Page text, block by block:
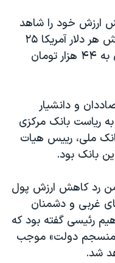
ارزش خود را شاهد
است بطوریکه به نسبت سه ماه پیش هر دلار آمریکا ۲۵
درصد گرانتر شد و از ۳۱ هزار تومان به ۴۴ هزار تومان
متولد ۱۳۴۴ اقتصاددان و دانشیار
ریاست بانک مرکزی
ملی، رییس هیات
بانک بود.
رد کاهش ارزش پول
غربی و دشمنان
رئیسی گفته بود که
منسجم دولت» موجب
شد.